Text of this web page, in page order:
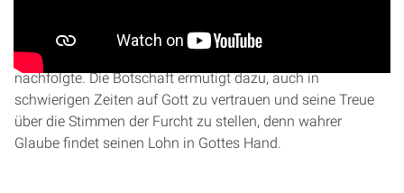
Geschichte von Kaleb, der inmitten von Angst und Zweifel
standhaft an Gottes Verheißungen festhielt und ihm völlig
nachfolgte. Die Botschaft ermutigt dazu, auch in
schwierigen Zeiten auf Gott zu vertrauen und seine Treue
über die Stimmen der Furcht zu stellen, denn wahrer
Glaube findet seinen Lohn in Gottes Hand.